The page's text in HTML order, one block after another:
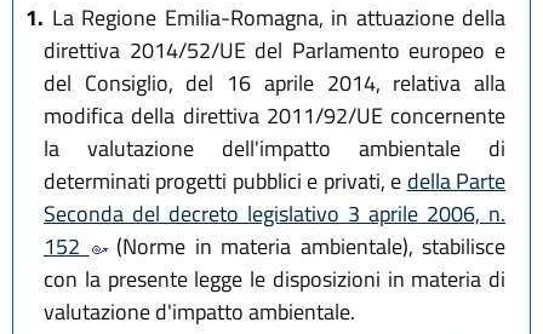
1. La Regione Emilia-Romagna, in attuazione della
direttiva 2014/52/UE del Parlamento europeo e
del Consiglio, del 16 aprile 2014, relativa alla
modifica della direttiva 2011/92/UE concernente
la valutazione dell'impatto ambientale di
determinati progetti pubblici e privati, e della Parte
Seconda del decreto legislativo 3 aprile 2006, n.
152
(Norme in materia ambientale), stabilisce
con la presente legge le disposizioni in materia di
valutazione d'impatto ambientale.